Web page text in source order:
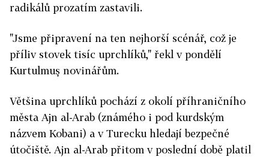
radikálů prozatím zastavili.
"Jsme připravení na ten nejhorší scénář, což je
příliv stovek tisíc uprchlíků," řekl v pondělí
Kurtulmuş novinářům.
Většina uprchlíků pochází z okolí příhraničního
města Ajn al-Arab (známého i pod kurdským
názvem Kobani) a v Turecku hledají bezpečné
útočiště. Ajn al-Arab přitom v poslední době platil